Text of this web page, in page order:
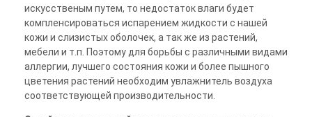
искусственым путем, то недостаток влаги будет
компленсироваться испарением жидкости с нашей
кожи и слизистых оболочек, а так же из растений,
мебели и т.п. Поэтому для борьбы с различными видами
аллергии, лучшего состояния кожи и более пышного
цветения растений необходим увлажнитель воздуха
соответствующей производительности.